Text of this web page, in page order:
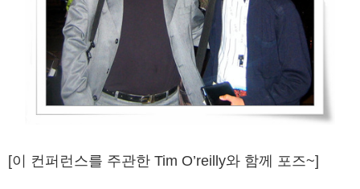
[이 컨퍼런스를 주관한 Tim O’reilly와 함께 포즈~]